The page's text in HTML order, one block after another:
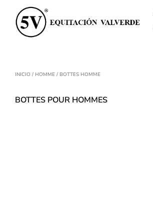
contenu
INICIO / HOMME / BOTTES HOMME
BOTTES POUR HOMMES